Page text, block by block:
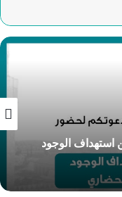
استهداف الوجود